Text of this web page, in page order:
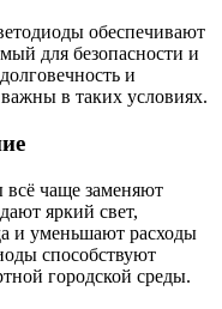
обеспечивают
для безопасности и
и
в таких условиях.
чаще заменяют
яркий свет,
и уменьшают расходы
способствуют
городской среды.